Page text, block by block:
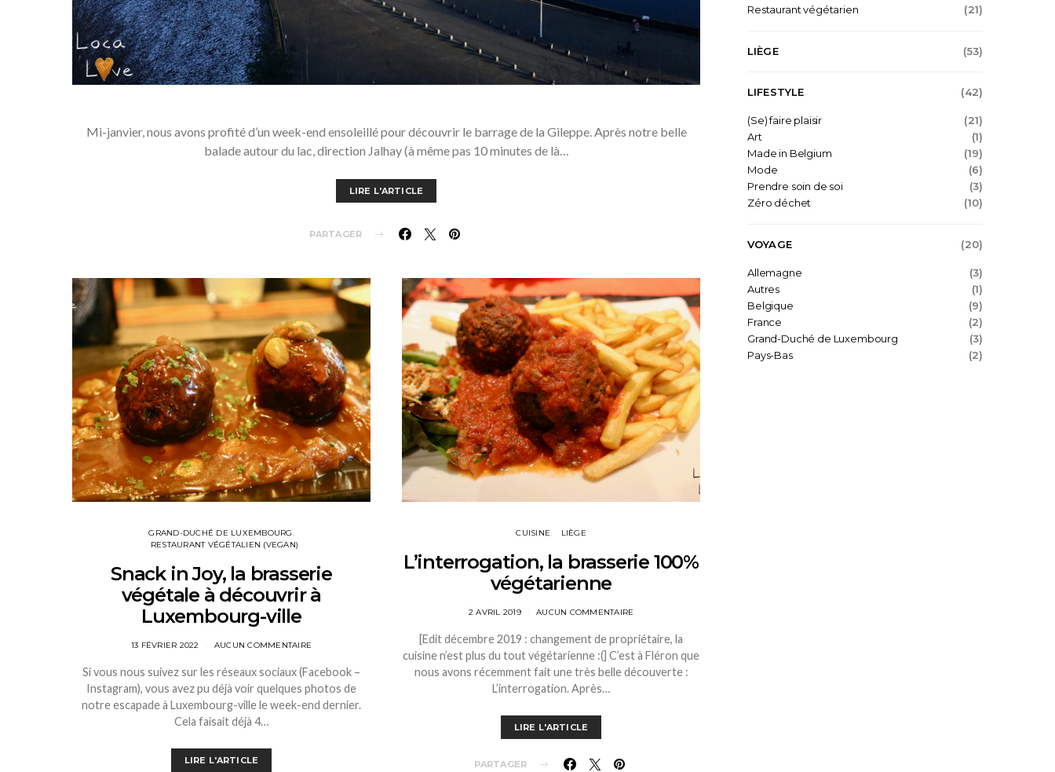
Mi-janvier, nous avons profité d’un week-end ensoleillé pour découvrir le barrage de la Gileppe. Après notre belle
balade autour du lac, direction Jalhay (à même pas 10 minutes de là…
LIRE L'ARTICLE
PARTAGER
GRAND-DUCHÉ DE LUXEMBOURG
RESTAURANT VÉGÉTALIEN (VEGAN)
Snack in Joy, la brasserie
végétale à découvrir à
Luxembourg-ville
13 FÉVRIER 2022 AUCUN COMMENTAIRE
Si vous nous suivez sur les réseaux sociaux (Facebook –
Instagram), vous avez pu déjà voir quelques photos de
notre escapade à Luxembourg-ville le week-end dernier.
Cela faisait déjà 4…
LIRE L'ARTICLE
CUISINE LIÈGE
L’interrogation, la brasserie 100%
végétarienne
2 AVRIL 2019 AUCUN COMMENTAIRE
[Edit décembre 2019 : changement de propriétaire, la
cuisine n’est plus du tout végétarienne :(] C’est à Fléron que
nous avons récemment fait une très belle découverte :
L’interrogation. Après…
LIRE L'ARTICLE
PARTAGER
Restaurant végétarien
(21)
LIÈGE (53)
LIFESTYLE (42)
(Se) faire plaisir
(21)
Art
(1)
Made in Belgium
(19)
Mode
(6)
Prendre soin de soi
(3)
Zéro déchet
(10)
VOYAGE (20)
Allemagne
(3)
Autres
(1)
Belgique
(9)
France
(2)
Grand-Duché de Luxembourg
(3)
Pays-Bas
(2)